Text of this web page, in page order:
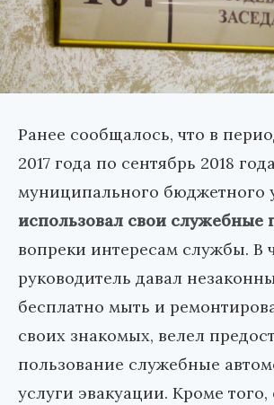
Ранее сообщалось, что в
2017 года по сентябрь 2018
муниципального бюджетного
использовал свои служебные
вопреки интересам службы. В
руководитель давал
бесплатно мыть и
своих знакомых, велел
пользование служебные
услуги эвакуации. Кроме